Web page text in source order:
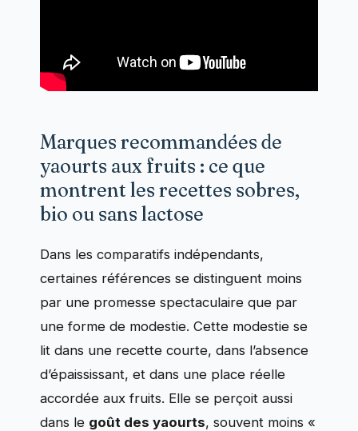
Marques recommandées de
yaourts aux fruits : ce que
montrent les recettes sobres,
bio ou sans lactose
Dans les comparatifs indépendants,
certaines références se distinguent moins
par une promesse spectaculaire que par
une forme de modestie. Cette modestie se
lit dans une recette courte, dans l’absence
d’épaississant, et dans une place réelle
accordée aux fruits. Elle se perçoit aussi
dans le goût des yaourts, souvent moins «